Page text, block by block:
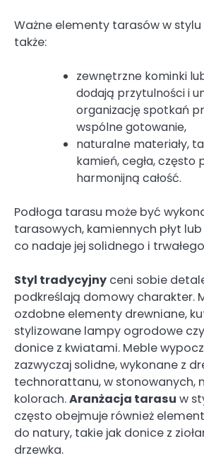
Ważne elementy tarasów w
także:
zewnętrzne kominki
dodają przytulności i
organizację spotkań
wspólne gotowanie,
naturalne materiały,
kamień, cegła, często
harmonijną całość.
Podłoga tarasu może być
tarasowych, kamiennych płyt
co nadaje jej solidnego i
Styl tradycyjny ceni sobie
podkreślają domowy charakter.
ozdobne elementy drewniane,
stylizowane lampy ogrodowe
donice z kwiatami. Meble
zazwyczaj solidne, wykonane z
technorattanu, w stonowanych,
kolorach.Aranżacja tarasu w
często obejmuje również
do natury, takie jak donice z
drzewka.